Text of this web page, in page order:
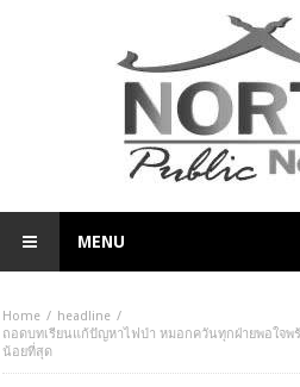
MENU
Home
headline
ถอดบทเรียนแก้ปัญหาไฟป่า หมอกควันทุกฝ่ายพอใจพ
น้อยที่สุด